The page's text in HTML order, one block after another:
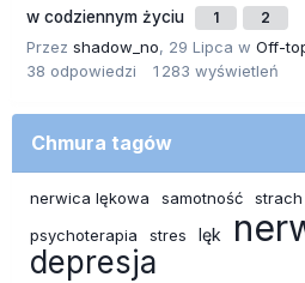
w codziennym życiu
1 2
Przez shadow_no, 29 Lipca w Off-
38 odpowiedzi 1 283 wyświetleń
Chmura tagów
nerwica lękowa samotność strach
psychoterapia
stres lęk
depresja